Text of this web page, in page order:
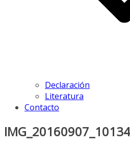
Declaración
Literatura
Contacto